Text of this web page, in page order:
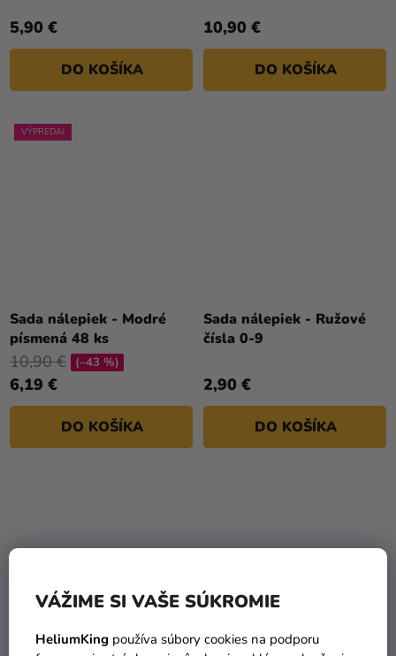
VÁŽIME SI VAŠE SÚKROMIE
HeliumKing používa súbory cookies na podporu
5,90 €
DO KOŠÍKA
10,90 €
DO KOŠÍKA
VÝPREDAJ
Sada nálepiek - Modré
písmená 48 ks
6,19 €
10,90 € (–43 %)
DO KOŠÍKA
Sada nálepiek - Ružové
čísla 0-9
2,90 €
DO KOŠÍKA